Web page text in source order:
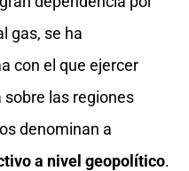
gas, se ha
con el que ejercer
sobre las regiones
denominan a
a nivel geopolítico.